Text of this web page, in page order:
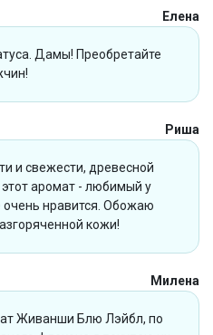
Елена
Дамы! Преобретайте
Риша
и свежести, древесной
этот аромат - любимый у
нравится. Обожаю
кожи!
Милена
Живанши Блю Лэйбл, по